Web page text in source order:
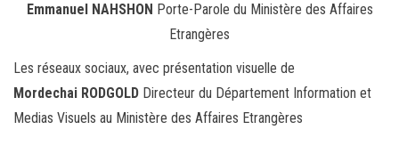
Emmanuel NAHSHON Porte-Parole du Ministère des Affaires
Etrangères
Les réseaux sociaux, avec présentation visuelle de
Mordechai RODGOLD Directeur du Département Information et
Medias Visuels au Ministère des Affaires Etrangères